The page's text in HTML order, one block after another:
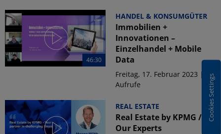
46:30
HANDEL & KONSUMGÜTER
Immobilien +
Innovationen –
Einzelhandel + Mobile
Data
Freitag, 17. Februar 2023 | 79
Aufrufe
REAL ESTATE
Real Estate by KPMG /
Our Experts
Cookies Settings